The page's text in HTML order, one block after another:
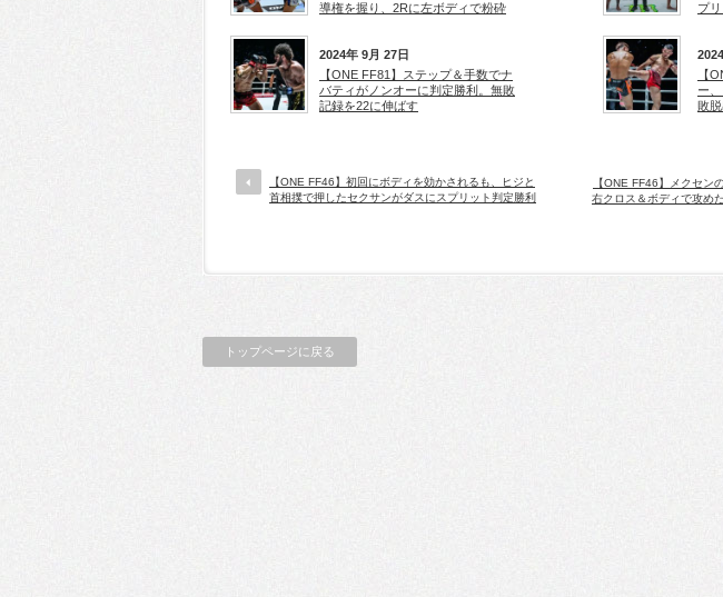
導権を握り、2Rに左ボディで粉砕
プ
2024年 9月 27日
【ONE FF81】ステップ＆手数でナ
バティがノンオーに判定勝利。無敗
記録を22に伸ばす
【
ー
敗脱
【ONE FF46】初回にボディを効かされるも、ヒジと
首相撲で押したセクサンがダスにスプリット判定勝利
【ONE FF46】メクセン
右クロス＆ボディで攻め
トップページに戻る